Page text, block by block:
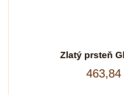
Zlatý prsteň
463,84